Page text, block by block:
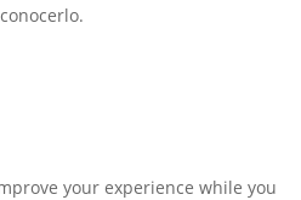
your experience while you